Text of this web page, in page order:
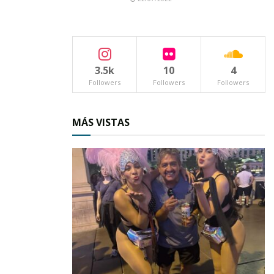
alto, allá donde se funde el viento limpio y la
naturaleza viva, entre árboles y arbustos, aguas
cristalinas y una vegetación reverdecida por el
temporal de lluvias.
El contingente se conforma por alrededor de
300 personas; todos ellos pertenecientes a la
asociación denominada “Raíces de mi tierra”,
fundada a principios de los años 80´s con el
propósito de promover, fomentar, e integrar
las comunidades latinoamericanas a través de
actos culturales.
Los integrantes de la referida asociación
3.5k
Followers
10
Followers
4
Followers
MÁS VISTAS